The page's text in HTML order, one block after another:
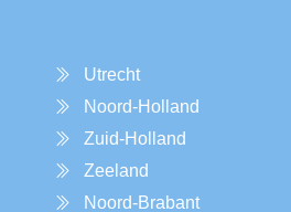
Utrecht
Noord-Holland
Zuid-Holland
Zeeland
Noord-Brabant